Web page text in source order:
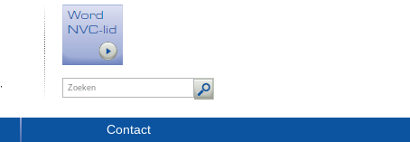
Contact